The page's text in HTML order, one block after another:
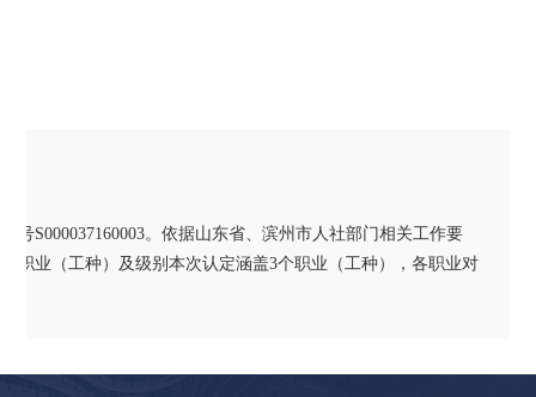
S000037160003。依据山东省、滨州市人社部门相关工作要
职业（工种）及级别本次认定涵盖3个职业（工种），各职业对